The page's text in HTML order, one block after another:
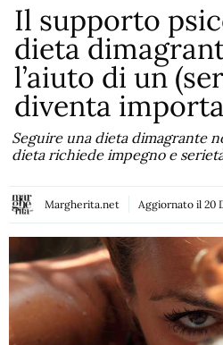
Il supporto
dieta
l’aiuto di un
diventa
Seguire una dieta dimagrante
dieta richiede impegno e
Margherita.net Aggiornato il 20